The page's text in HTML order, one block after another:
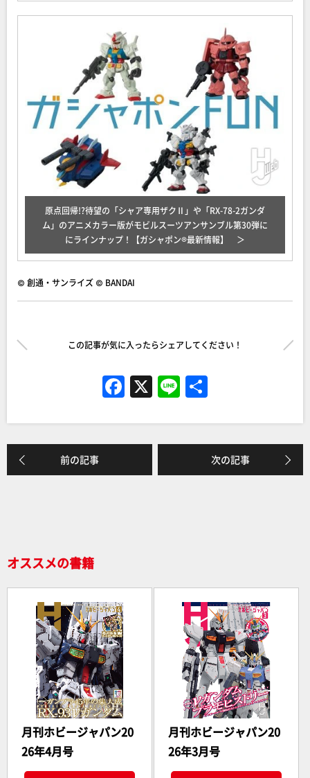
原点回帰!?待望の「シャア専用ザクⅡ」や「RX-78-2ガンダ
ム」のアニメカラー版がモビルスーツアンサンブル第30弾に
にラインナップ！【ガシャポン®最新情報】
© 創通・サンライズ © BANDAI
この記事が気に入ったらシェアしてください！
F
a
c
e
b
X Li
n
e
前の記事 次の記事
オススメの書籍
月刊ホビージャパン20
26年4月号
月刊ホビージャパン20
26年3月号